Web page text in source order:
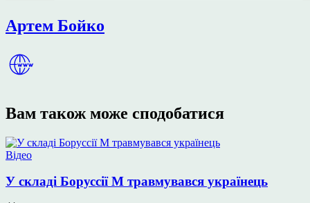
Артем Бойко
Вам також може сподобатися
Опублікувати
Відео
У складі Боруссії М травмувався українець